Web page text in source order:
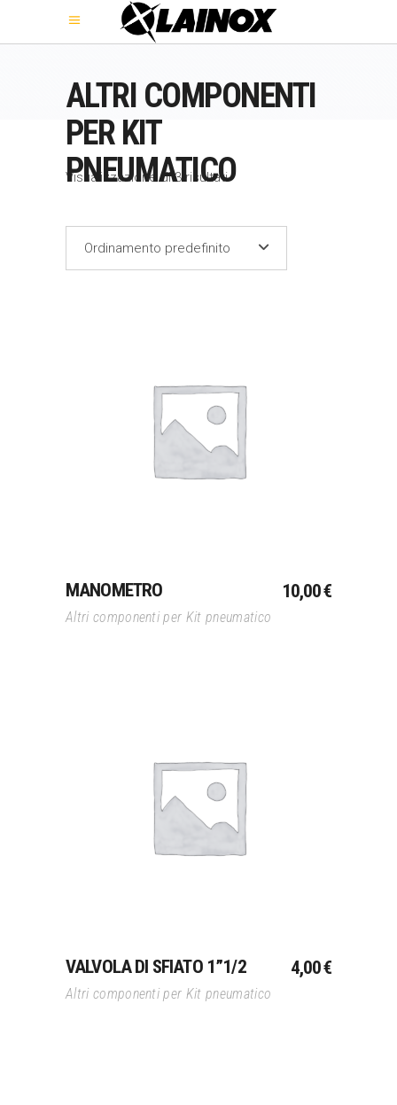
ALTRI COMPONENTI
PER KIT
PNEUMATICO
Visualizzazione di 3 risultati
Ordinamento predefinito
Aggiungi Al Carrello
MANOMETRO 10,00€
Altri componenti per Kit pneumatico
Aggiungi Al Carrello
VALVOLA DI SFIATO 1”1/2 4,00€
Altri componenti per Kit pneumatico